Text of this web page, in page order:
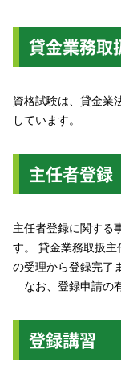
貸金業務取
資格試験は、貸金業
しています。
主任者登録
主任者登録に関する
す。 貸金業務取扱
の受理から登録完了
なお、登録申請の
登録講習